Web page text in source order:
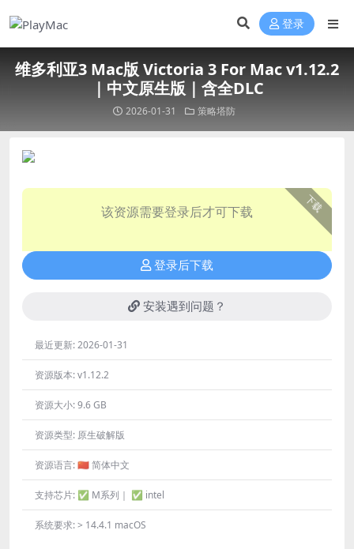
登录
维多利亚3 Mac版 Victoria 3 For Mac v1.12.2
｜中文原生版｜含全DLC
2026-01-31 策略塔防
下载
该资源需要登录后才可下载
登录后下载
安装遇到问题？
最近更新:2026-01-31
资源版本:v1.12.2
资源大小:9.6 GB
资源类型: 原生破解版
资源语言:🇨🇳 简体中文
支持芯片: ✅ M系列｜ ✅ intel
系统要求:> 14.4.1 macOS